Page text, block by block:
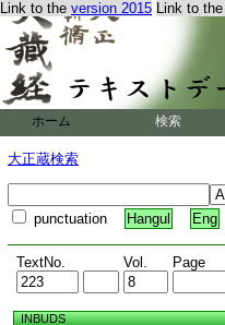
Link to the version 2015 Link to the
ホーム 検索
大正蔵検索
punctuation Hangul Eng
TextNo. Vol. Page
INBUDS